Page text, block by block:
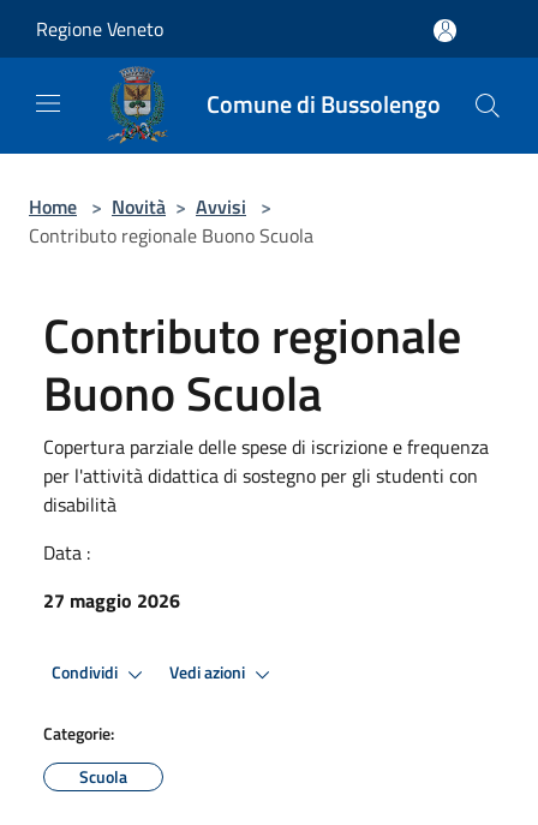
Regione Veneto
Comune di Bussolengo
Home > Novità > Avvisi >
Contributo regionale Buono Scuola
Contributo regionale
Buono Scuola
Copertura parziale delle spese di iscrizione e frequenza
per l'attività didattica di sostegno per gli studenti con
disabilità
Data :
27 maggio 2026
Condividi Vedi azioni
Categorie:
Scuola